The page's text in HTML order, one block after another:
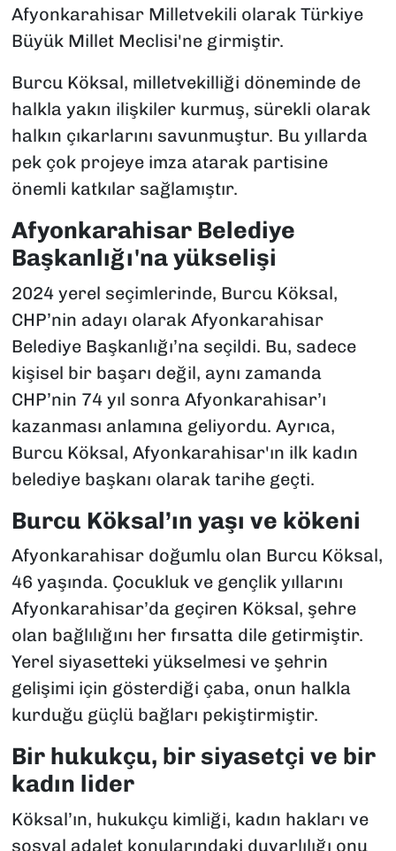
Afyonkarahisar Milletvekili olarak Türkiye
Büyük Millet Meclisi'ne girmiştir.
Burcu Köksal, milletvekilliği döneminde de
halkla yakın ilişkiler kurmuş, sürekli olarak
halkın çıkarlarını savunmuştur. Bu yıllarda
pek çok projeye imza atarak partisine
önemli katkılar sağlamıştır.
Afyonkarahisar Belediye
Başkanlığı'na yükselişi
2024 yerel seçimlerinde, Burcu Köksal,
CHP’nin adayı olarak Afyonkarahisar
Belediye Başkanlığı’na seçildi. Bu, sadece
kişisel bir başarı değil, aynı zamanda
CHP’nin 74 yıl sonra Afyonkarahisar’ı
kazanması anlamına geliyordu. Ayrıca,
Burcu Köksal, Afyonkarahisar'ın ilk kadın
belediye başkanı olarak tarihe geçti.
Burcu Köksal’ın yaşı ve kökeni
Afyonkarahisar doğumlu olan Burcu Köksal,
46 yaşında. Çocukluk ve gençlik yıllarını
Afyonkarahisar’da geçiren Köksal, şehre
olan bağlılığını her fırsatta dile getirmiştir.
Yerel siyasetteki yükselmesi ve şehrin
gelişimi için gösterdiği çaba, onun halkla
kurduğu güçlü bağları pekiştirmiştir.
Bir hukukçu, bir siyasetçi ve bir
kadın lider
Köksal’ın, hukukçu kimliği, kadın hakları ve
sosyal adalet konularındaki duyarlılığı onu